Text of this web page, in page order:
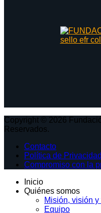
Copyright © 2026
Reservados.
Contacto
Política de Privacidad
Compromiso con la
Inicio
Quiénes somos
Misión, visión
Equipo